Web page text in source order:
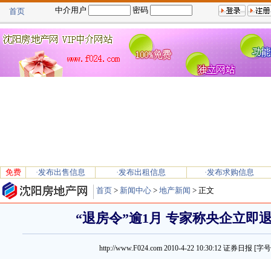
首页 中介用户 密码
免费 ·发布出售信息 ·发布出租信息
·发布求购信息
首页 > 新闻中心 > 地产新闻 > 正文
“退房令”逾1月 专家称央企立即
http://www.F024.com 2010-4-22 10:30:12证券日报 [字